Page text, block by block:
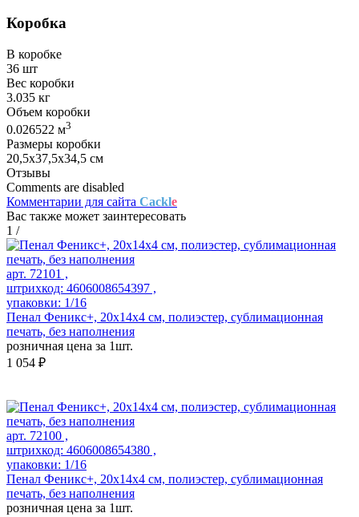
Коробка
В коробке
36 шт
Вес коробки
3.035 кг
Объем коробки
0.026522 м3
Размеры коробки
20,5х37,5х34,5 см
Отзывы
Comments are disabled
Комментарии для сайта Cackle
Вас также может заинтересовать
1 /
арт. 72101 ,
штрихкод: 4606008654397 ,
упаковки: 1/16
Пенал Феникс+, 20х14х4 см, полиэстер, сублимационная
печать, без наполнения
розничная цена за 1шт.
1 054 ₽
арт. 72100 ,
штрихкод: 4606008654380 ,
упаковки: 1/16
Пенал Феникс+, 20х14х4 см, полиэстер, сублимационная
печать, без наполнения
розничная цена за 1шт.